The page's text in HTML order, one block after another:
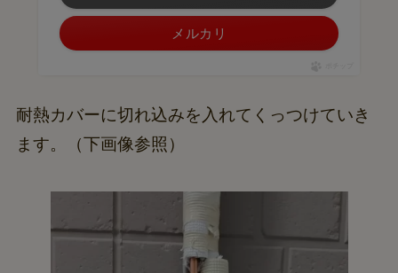
メルカリ
耐熱カバーに切れ込みを入れてくっつけていき
ます。（下画像参照）